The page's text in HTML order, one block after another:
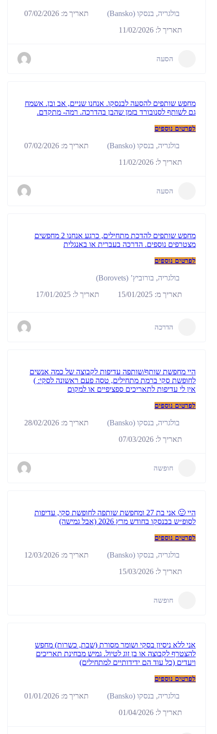
בולגריה, בנסקו (Bansko) תאריך מ: 07/02/2026
תאריך ל: 11/02/2026
הסעה
מחפש שותפים להסעה לבנסקו. אנחנו שניים, אב ובן. אשמח
גם לשותף לסנובורד בזמן שהבן בהדרכה. רמה- מתקדם.
לפרטים נוספים
בולגריה, בנסקו (Bansko) תאריך מ: 07/02/2026
תאריך ל: 11/02/2026
הסעה
מחפש שותפים להדכת מתחילים, כרגע אנחנו 2 מחפשים
מצטרפים נוספים. הדרכה בעברית או באנגלית
לפרטים נוספים
בולגריה, בורוביץ’ (Borovets)
תאריך מ: 15/01/2025
תאריך ל: 17/01/2025
הדרכה
היי מחפשת שותף/שותפה עדיפות לקבוצה של כמה אנשים
לחופשת סקי ברמת מתחילים, טסה פעם ראשונה לסקי: )
אין לי עדיפות לתאריכים ספציפיים או למקום
לפרטים נוספים
בולגריה, בנסקו (Bansko) תאריך מ: 28/02/2026
תאריך ל: 07/03/2026
חופשה
היי 🙂 אני בת 27 ומחפשת שותפה לחופשת סקי, עדיפות
לסופ״ש בבנסקו בחודש מרץ 2026 (אבל גמישה)
לפרטים נוספים
בולגריה, בנסקו (Bansko) תאריך מ: 12/03/2026
תאריך ל: 15/03/2026
חופשה
אני ללא ניסיון בסקי ושומר מסורת (שבת, כשרות) מחפש
להצטרף לקבוצה או בן זוג לטיול. גמיש מבחינת תאריכים
ויעדים (כל עוד הם ידידותיים למתחילים)
לפרטים נוספים
בולגריה, בנסקו (Bansko) תאריך מ: 01/01/2026
תאריך ל: 01/04/2026